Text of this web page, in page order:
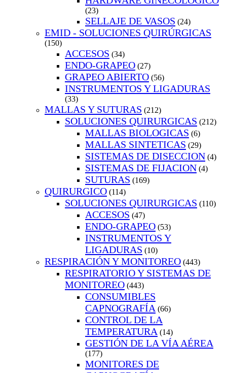
(23)
SELLAJE DE VASOS (24)
EMID - SOLUCIONES QUIRÚRGICAS
(150)
ACCESOS (34)
ENDO-GRAPEO (27)
GRAPEO ABIERTO (56)
INSTRUMENTOS Y LIGADURAS
(33)
MALLAS Y SUTURAS (212)
SOLUCIONES QUIRURGICAS (212)
MALLAS BIOLOGICAS (6)
MALLAS SINTETICAS (29)
SISTEMAS DE DISECCION (4)
SISTEMAS DE FIJACION (4)
SUTURAS (169)
QUIRURGICO (114)
SOLUCIONES QUIRURGICAS (110)
ACCESOS (47)
ENDO-GRAPEO (53)
INSTRUMENTOS Y
LIGADURAS (10)
RESPIRACIÓN Y MONITOREO (443)
RESPIRATORIO Y SISTEMAS DE
MONITOREO (443)
CONSUMIBLES
CAPNOGRAFÍA (66)
CONTROL DE LA
TEMPERATURA (14)
GESTIÓN DE LA VÍA AÉREA
(177)
MONITORES DE